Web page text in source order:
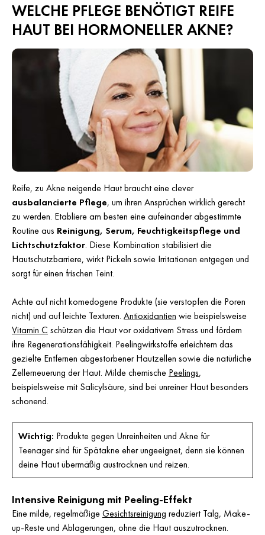
WELCHE PFLEGE BENÖTIGT REIFE
HAUT BEI HORMONELLER AKNE?
Reife, zu Akne neigende Haut braucht eine clever
ausbalancierte Pflege, um ihren Ansprüchen wirklich gerecht
zu werden. Etabliere am besten eine aufeinander abgestimmte
Routine aus Reinigung, Serum, Feuchtigkeitspflege und
Lichtschutzfaktor. Diese Kombination stabilisiert die
Hautschutzbarriere, wirkt Pickeln sowie Irritationen entgegen und
sorgt für einen frischen Teint.
Achte auf nicht komedogene Produkte (sie verstopfen die Poren
nicht) und auf leichte Texturen. Antioxidantien wie beispielsweise
Vitamin C schützen die Haut vor oxidativem Stress und fördern
ihre Regenerationsfähigkeit. Peelingwirkstoffe erleichtern das
gezielte Entfernen abgestorbener Hautzellen sowie die natürliche
Zellerneuerung der Haut. Milde chemische Peelings,
beispielsweise mit Salicylsäure, sind bei unreiner Haut besonders
schonend.
Wichtig: Produkte gegen Unreinheiten und Akne für
Teenager sind für Spätakne eher ungeeignet, denn sie können
deine Haut übermäßig austrocknen und reizen.
Intensive Reinigung mit Peeling-Effekt
Eine milde, regelmäßigeGesichtsreinigung reduziert Talg, Make-
up-Reste und Ablagerungen, ohne die Haut auszutrocknen.